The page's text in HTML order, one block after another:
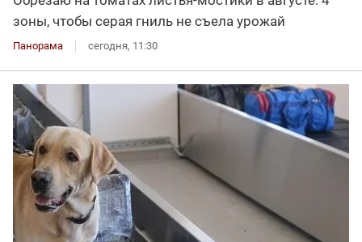
зоны, чтобы серая гниль не съела урожай
Панорама сегодня, 11:30